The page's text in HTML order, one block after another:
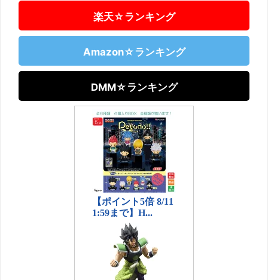
楽天☆ランキング
Amazon☆ランキング
DMM☆ランキング